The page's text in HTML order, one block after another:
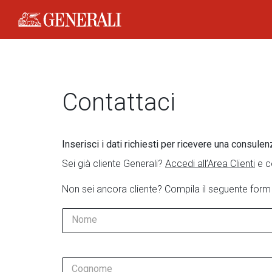
Generali Logo
Contattaci
Inserisci i dati richiesti per ricevere una
Sei già cliente Generali? Accedi all’Area Clienti e
Non sei ancora cliente? Compila il seguente form
Nome
Cognome